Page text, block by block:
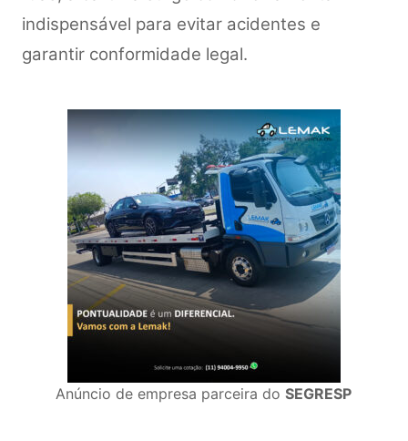
indispensável para evitar acidentes e
garantir conformidade legal.
Anúncio de empresa parceira doSEGRESP